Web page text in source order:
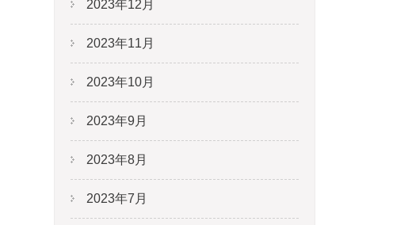
2023年12月
2023年11月
2023年10月
2023年9月
2023年8月
2023年7月